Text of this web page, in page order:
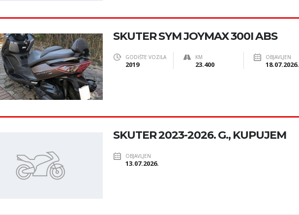
SKUTER SYM JOYMAX 300I ABS
GODIŠTE VOZILA
2019
KM
23.400
OBJAVLJEN
18.07.2026.
SKUTER 2023-2026. G., KUPUJEM
OBJAVLJEN
13.07.2026.